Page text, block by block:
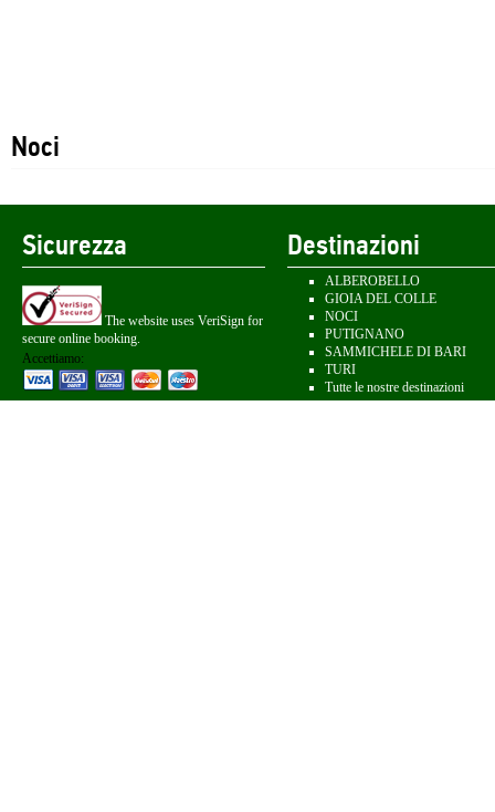
Noci
Sicurezza
The website uses VeriSign for
secure online booking.
Accettiamo:
Destinazioni
ALBEROBELLO
GIOIA DEL COLLE
NOCI
PUTIGNANO
SAMMICHELE DI BARI
TURI
Tutte le nostre destinazioni